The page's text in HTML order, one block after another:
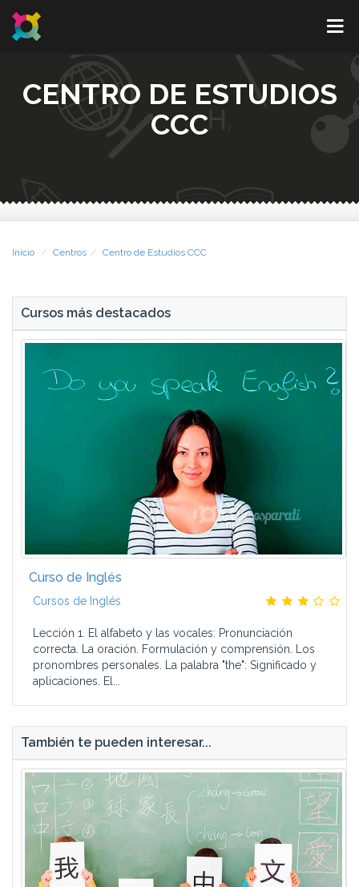
CENTRO DE ESTUDIOS
CCC
Inicio Centros Centro de Estudios CCC
Cursos más destacados
Curso de Inglés
Cursos de Inglés
Lección 1. El alfabeto y las vocales: Pronunciación
correcta. La oración. Formulación y comprensión. Los
pronombres personales. La palabra "the": Significado y
aplicaciones. El...
También te pueden interesar...